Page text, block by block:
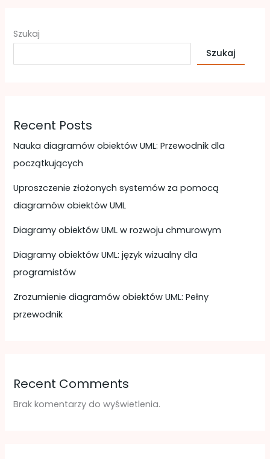
Szukaj
Szukaj
Recent Posts
Nauka diagramów obiektów UML: Przewodnik dla
początkujących
Uproszczenie złożonych systemów za pomocą
diagramów obiektów UML
Diagramy obiektów UML w rozwoju chmurowym
Diagramy obiektów UML: język wizualny dla
programistów
Zrozumienie diagramów obiektów UML: Pełny
przewodnik
Recent Comments
Brak komentarzy do wyświetlenia.